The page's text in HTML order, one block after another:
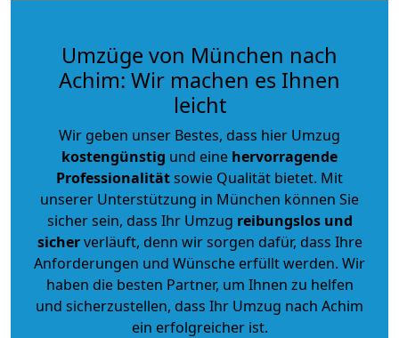
Umzüge von München nach
Achim: Wir machen es Ihnen
leicht
Wir geben unser Bestes, dass hier Umzug
kostengünstig und eine hervorragende
Professionalitätsowie Qualität bietet. Mit
unserer Unterstützung in München können Sie
sicher sein, dass Ihr Umzug reibungslos und
sicherverläuft, denn wir sorgen dafür, dass Ihre
Anforderungen und Wünsche erfüllt werden. Wir
haben die besten Partner, um Ihnen zu helfen
und sicherzustellen, dass Ihr Umzug nach Achim
ein erfolgreicher ist.